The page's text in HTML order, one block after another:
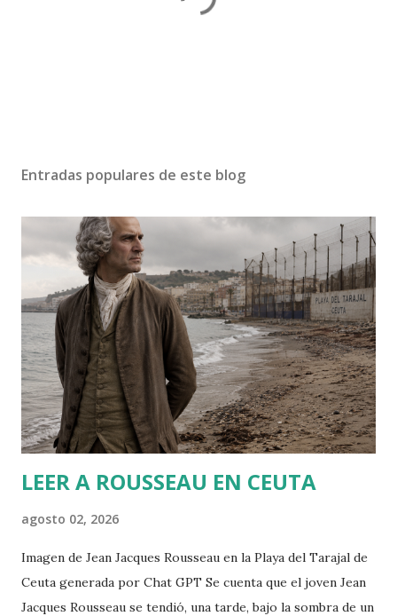
b
n
c
o
m
e
n
t
a
Entradas populares de este blog
LEER A ROUSSEAU EN CEUTA
agosto 02, 2026
Imagen de Jean Jacques Rousseau en la Playa del Tarajal de
Ceuta generada por Chat GPT Se cuenta que el joven Jean
Jacques Rousseau se tendió, una tarde, bajo la sombra de un